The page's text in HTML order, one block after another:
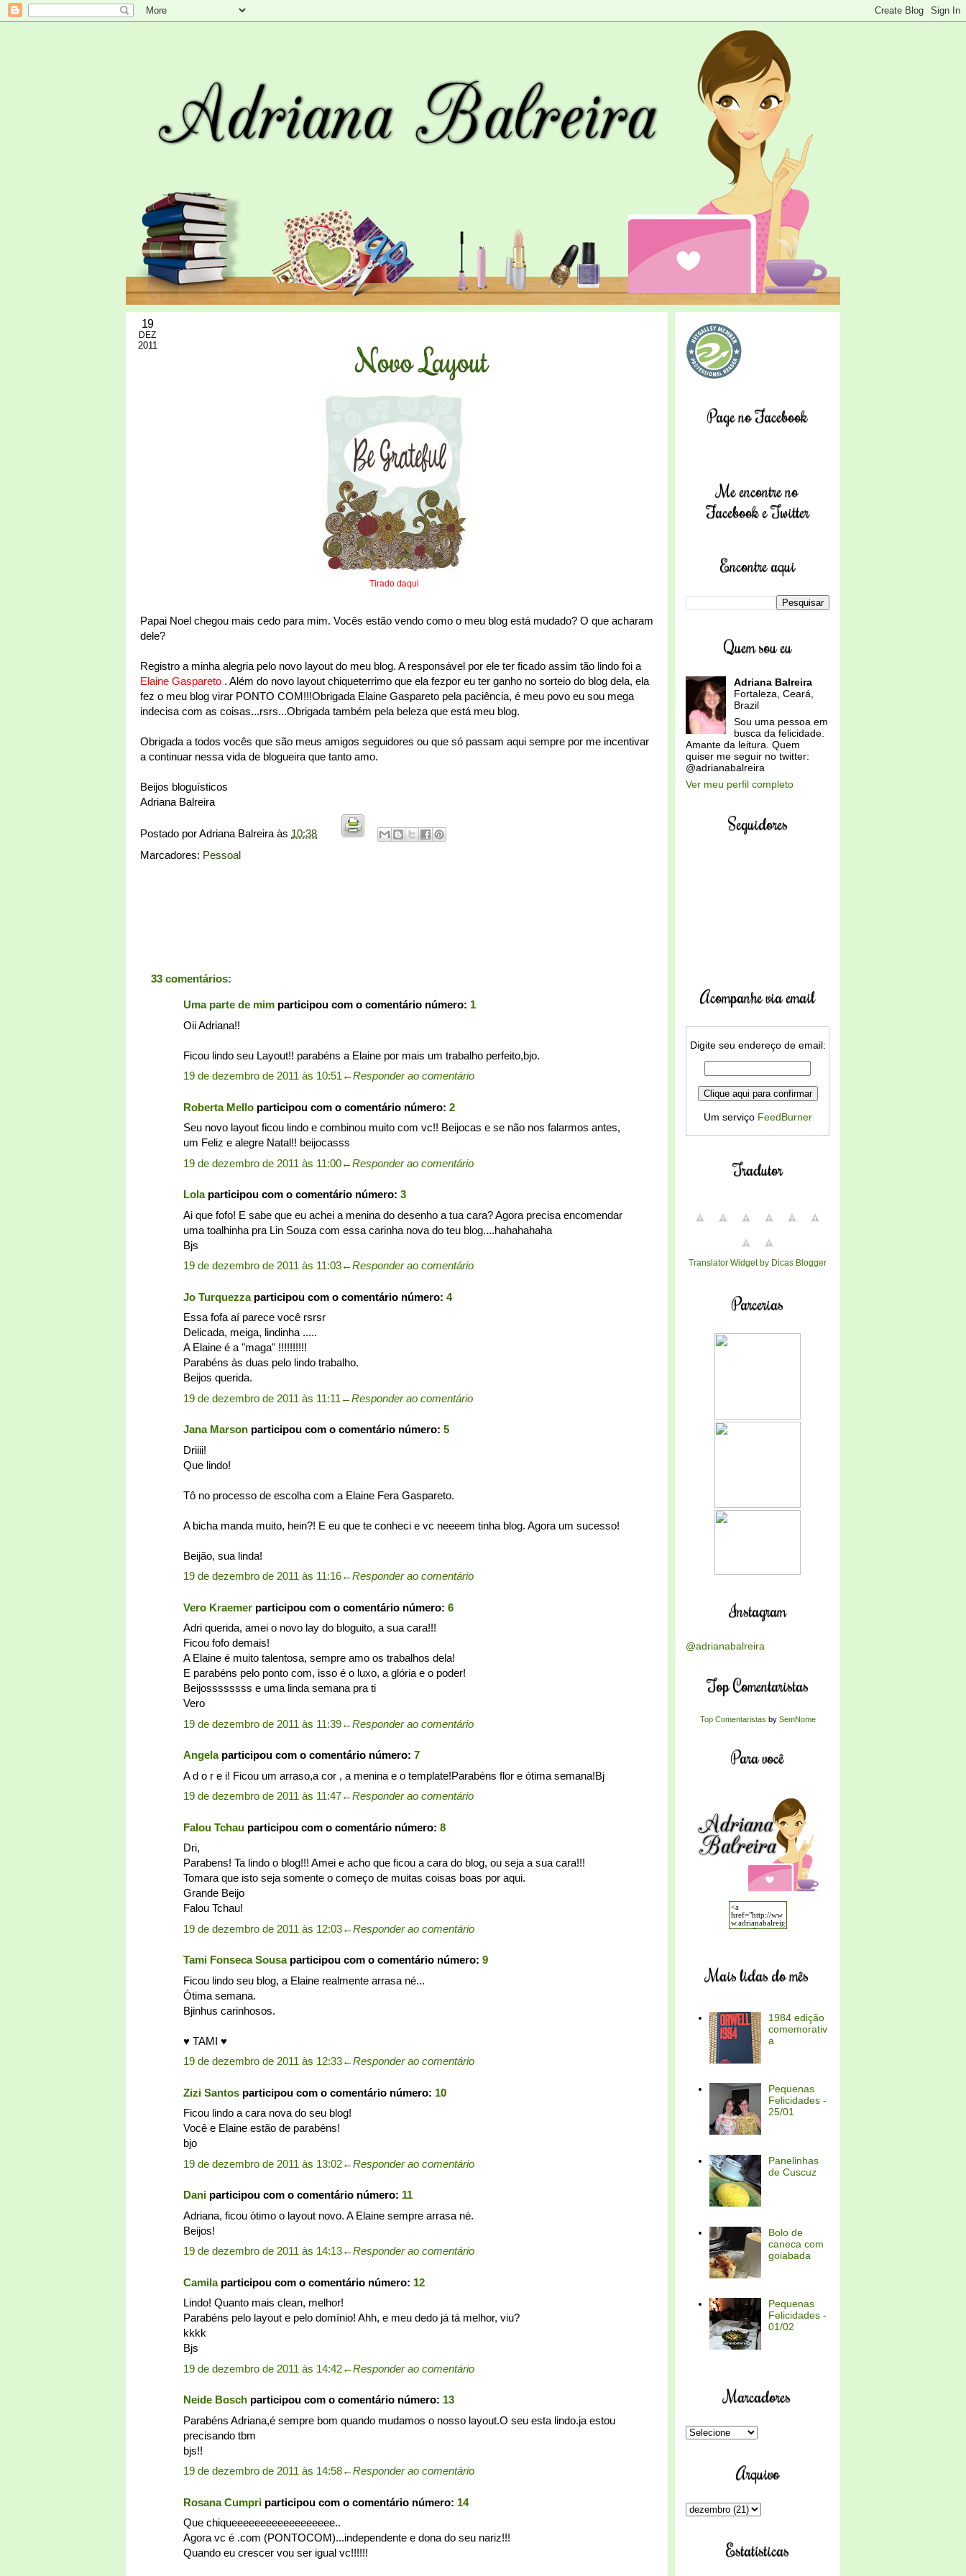
19
DEZ
2011 Novo Layout
Tirado daqui
Papai Noel chegou mais cedo para mim. Vocês estão vendo como o meu blog está mudado? O que acharam
dele?
Registro a minha alegria pelo novo layout do meu blog. A responsável por ele ter ficado assim tão lindo foi a
Elaine Gaspareto . Além do novo layout chiqueterrimo que ela fezpor eu ter ganho no sorteio do blog dela, ela
fez o meu blog virar PONTO COM!!!Obrigada Elaine Gaspareto pela paciência, é meu povo eu sou mega
indecisa com as coisas...rsrs...Obrigada também pela beleza que está meu blog.
Obrigada a todos vocês que são meus amigos seguidores ou que só passam aqui sempre por me incentivar
a continuar nessa vida de blogueira que tanto amo.
Beijos bloguísticos
Adriana Balreira
Postado porAdriana Balreira às 10:38
Marcadores: Pessoal
33 comentários:
Uma parte de mim participou com o comentário número: 1
Oii Adriana!!
Ficou lindo seu Layout!! parabéns a Elaine por mais um trabalho perfeito,bjo.
19 de dezembro de 2011 às 10:51 ←Responder ao comentário
Roberta Mello participou com o comentário número: 2
Seu novo layout ficou lindo e combinou muito com vc!! Beijocas e se não nos falarmos antes,
um Feliz e alegre Natal!! beijocasss
19 de dezembro de 2011 às 11:00←Responder ao comentário
Lolaparticipou com o comentário número: 3
Ai que fofo! E sabe que eu achei a menina do desenho a tua cara? Agora precisa encomendar
uma toalhinha pra Lin Souza com essa carinha nova do teu blog....hahahahaha
Bjs
19 de dezembro de 2011 às 11:03←Responder ao comentário
Jo Turquezzaparticipou com o comentário número: 4
Essa fofa aí parece você rsrsr
Delicada, meiga, lindinha .....
A Elaine é a "maga" !!!!!!!!!!
Parabéns às duas pelo lindo trabalho.
Beijos querida.
19 de dezembro de 2011 às 11:11 ←Responder ao comentário
Jana Marson participou com o comentário número: 5
Driiii!
Que lindo!
Tô no processo de escolha com a Elaine Fera Gaspareto.
A bicha manda muito, hein?! E eu que te conheci e vc neeeem tinha blog. Agora um sucesso!
Beijão, sua linda!
19 de dezembro de 2011 às 11:16←Responder ao comentário
Vero Kraemer participou com o comentário número: 6
Adri querida, amei o novo lay do bloguito, a sua cara!!!
Ficou fofo demais!
A Elaine é muito talentosa, sempre amo os trabalhos dela!
E parabéns pelo ponto com, isso é o luxo, a glória e o poder!
Beijossssssss e uma linda semana pra ti
Vero
19 de dezembro de 2011 às 11:39←Responder ao comentário
Angelaparticipou com o comentário número: 7
A d o r e i! Ficou um arraso,a cor , a menina e o template!Parabéns flor e ótima semana!Bj
19 de dezembro de 2011 às 11:47←Responder ao comentário
Falou Tchau participou com o comentário número: 8
Dri,
Parabens! Ta lindo o blog!!! Amei e acho que ficou a cara do blog, ou seja a sua cara!!!
Tomara que isto seja somente o começo de muitas coisas boas por aqui.
Grande Beijo
Falou Tchau!
19 de dezembro de 2011 às 12:03←Responder ao comentário
Tami Fonseca Sousaparticipou com o comentário número: 9
Ficou lindo seu blog, a Elaine realmente arrasa né...
Ótima semana.
Bjinhus carinhosos.
♥ TAMI ♥
19 de dezembro de 2011 às 12:33←Responder ao comentário
Zizi Santos participou com o comentário número: 10
Ficou lindo a cara nova do seu blog!
Você e Elaine estão de parabéns!
bjo
19 de dezembro de 2011 às 13:02←Responder ao comentário
Dani participou com o comentário número: 11
Adriana, ficou ótimo o layout novo. A Elaine sempre arrasa né.
Beijos!
19 de dezembro de 2011 às 14:13←Responder ao comentário
Camilaparticipou com o comentário número: 12
Lindo! Quanto mais clean, melhor!
Parabéns pelo layout e pelo domínio! Ahh, e meu dedo já tá melhor, viu?
kkkk
Bjs
19 de dezembro de 2011 às 14:42←Responder ao comentário
Neide Bosch participou com o comentário número: 13
Parabéns Adriana,é sempre bom quando mudamos o nosso layout.O seu esta lindo.ja estou
precisando tbm
bjs!!
19 de dezembro de 2011 às 14:58←Responder ao comentário
Rosana Cumpri participou com o comentário número: 14
Que chiqueeeeeeeeeeeeeeeeee..
Agora vc é .com (PONTOCOM)...independente e dona do seu nariz!!!
Quando eu crescer vou ser igual vc!!!!!!
Page no Facebook
Me encontre no
Facebook e Twitter
Encontre aqui
Quem sou eu
Adriana Balreira
Fortaleza, Ceará,
Brazil
Sou uma pessoa em
busca da felicidade.
Amante da leitura. Quem
quiser me seguir no twitter:
@adrianabalreira
Ver meu perfil completo
Seguidores
Acompanhe via email
Digite seu endereço de email:
Um serviço FeedBurner
Tradutor
Translator Widget by Dicas Blogger
Parcerias
Instagram
@adrianabalreira
Top Comentaristas
Top Comentaristas by SemNome
Para você
Mais lidas do mês
1984 edição
comemorativ
a
Pequenas
Felicidades -
25/01
Panelinhas
de Cuscuz
Bolo de
caneca com
goiabada
Pequenas
Felicidades -
01/02
Marcadores
Arquivo
Estatísticas